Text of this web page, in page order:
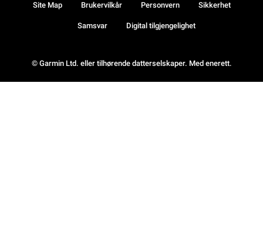
© Garmin Ltd. eller tilhørende datterselskaper. Med enerett.
Site Map Brukervilkår Personvern Sikkerhet
Samsvar Digital tilgjengelighet